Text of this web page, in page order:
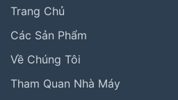
Trang Chủ
Các Sản Phẩm
Về Chúng Tôi
Tham Quan Nhà Máy